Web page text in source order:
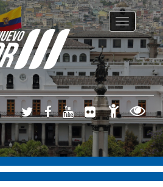
Toggle
navigation